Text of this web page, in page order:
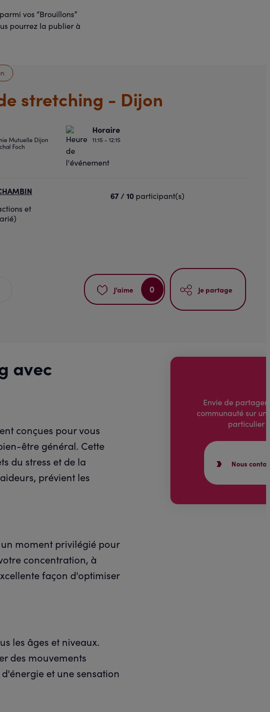
vos “Brouillons”
pourrez la publier à
stretching - Dijon
Mutuelle Dijon
Foch
Horaire
11:15 - 12:15
et
67 / 10 participant(s)
J'aime 0 Je partage
avec
conçues pour vous
être général. Cette
du stress et de la
prévient les
moment privilégié pour
concentration, à
façon d'optimiser
les âges et niveaux.
des mouvements
et une sensation
Envie de partager
communauté sur un
particulier
Nous